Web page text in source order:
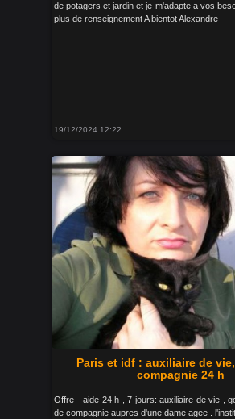
de potagers et jardin et je m'adapte a vos
plus de renseignement A bientot Alexandre
19/12/2024 12:22
Paris et idf : auxiliaire de
compagnie 24 h
Offre - aide 24 h , 7 jours: auxiliaire de vie ,
de compagnie aupres d'une dame agee .